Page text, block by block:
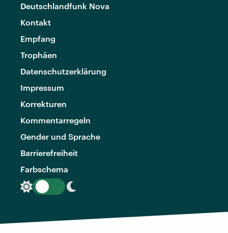
Deutschlandfunk Nova
Kontakt
Empfang
Trophäen
Datenschutzerklärung
Impressum
Korrekturen
Kommentarregeln
Gender und Sprache
Barrierefreiheit
Farbschema